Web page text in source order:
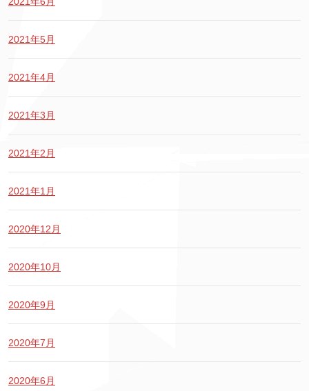
2021年5月
2021年4月
2021年3月
2021年2月
2021年1月
2020年12月
2020年10月
2020年9月
2020年7月
2020年6月